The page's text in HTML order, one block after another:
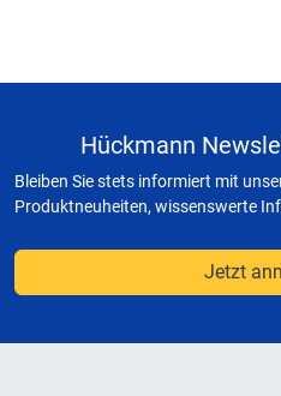
Hückmann
Bleiben Sie stets informiert mit
Produktneuheiten, wissenswerte
Jetzt